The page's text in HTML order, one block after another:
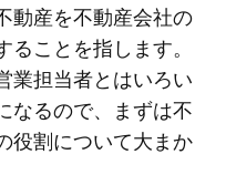
動産を不動産会社の
ことを指します。
業担当者とはいろい
なるので、まずは不
役割について大まか